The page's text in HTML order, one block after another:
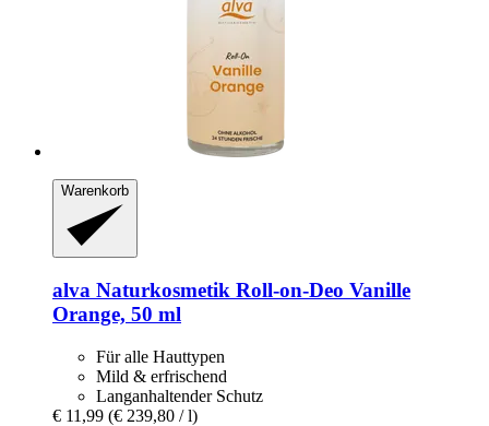
Warenkorb
alva Naturkosmetik Roll-​on-​Deo Vanille
Orange, 50 ml
Für alle Hauttypen
Mild & erfrischend
Langanhaltender Schutz
€ 11,99 (€ 239,80 / l)